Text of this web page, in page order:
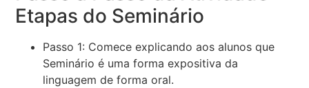
Etapas do Seminário
Passo 1: Comece explicando aos alunos que
Seminário é uma forma expositiva da
linguagem de forma oral.